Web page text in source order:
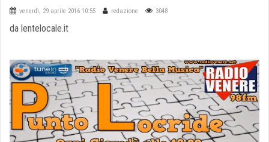
venerdì, 29 aprile 2016 10:55 redazione 3048
da lentelocale.it